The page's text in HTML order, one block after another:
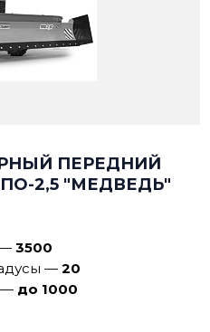
ПЕРЕДНИЙ
2,5 "МЕДВЕДЬ"
3500
—20
— до 1000